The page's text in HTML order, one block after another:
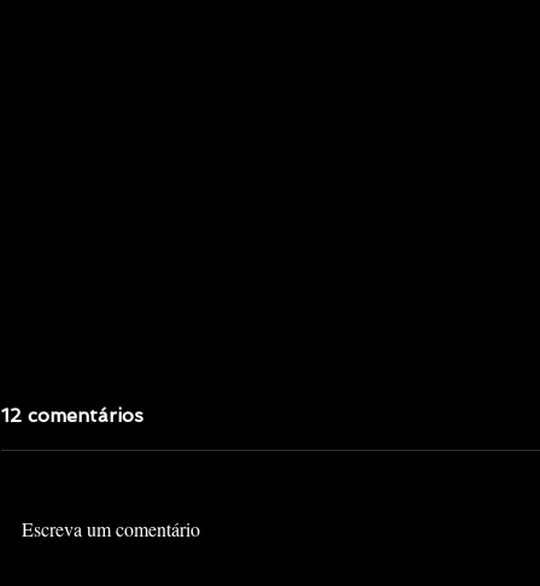
12 comentários
Escreva um comentário